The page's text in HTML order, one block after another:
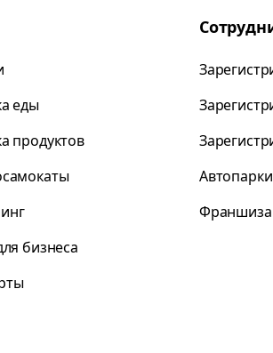
еды
продуктов
бизнеса
Автопарки
Франшиза